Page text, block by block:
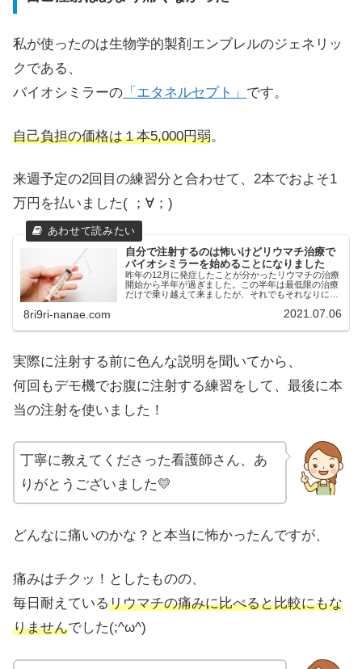
私が使ったのは生物学的製剤エンブレルのジェネリッ
クである、
バイオシミラーの 「エタネルセプト」 です。
自己負担の価格は１本5,000円弱。
来週予定の2回目の練習分と合わせて、2本でおよそ1
万円を払いました( ；∀；)
自分で注射するのは怖いけどリウマチ治療で
バイオシミラーを始めることになりました
昨年の12月に発症したことが分かったリウマチの治療
開始から半年が過ぎました。この半年は最低限の治療
だけで乗り越えて来ましたが、それでもそれなりに半
ています。でもまだ外で働けるほどの元気は取り戻...
8ri9ri-nanae.com 2021.07.06
実際に注射する前に色んな説明を聞いてから、
何回もデモ機でお腹に注射する練習をして、最後に本
当の注射を使いました！
丁寧に教えてくださった看護師さん、あ
りがとうございました💛
どんなに痛いのかな？と本当に怖かったんですが、
痛みはチクッ！としたものの、
毎日耐えているリウマチの痛みに比べると比較にもな
りませんでした(;^ω^)